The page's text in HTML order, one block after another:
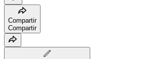
Compartir
Compartir